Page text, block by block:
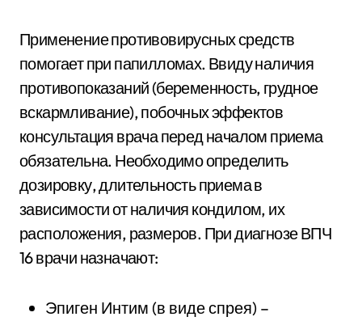
Применение противовирусных средств
помогает при папилломах. Ввиду наличия
противопоказаний (беременность, грудное
вскармливание), побочных эффектов
консультация врача перед началом приема
обязательна. Необходимо определить
дозировку, длительность приема в
зависимости от наличия кондилом, их
расположения, размеров. При диагнозе ВПЧ
16 врачи назначают:
Эпиген Интим (в виде спрея) –